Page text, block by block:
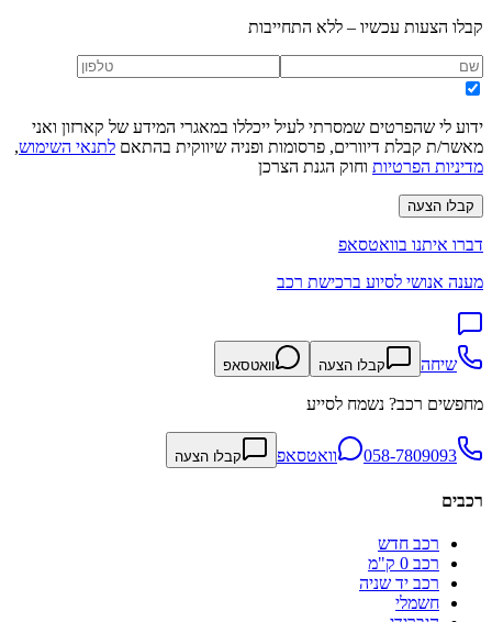
קבלו הצעות עכשיו – ללא התחייבות
ידוע לי שהפרטים שמסרתי לעיל ייכללו במאגרי המידע של קארזון ואני
מאשר/ת קבלת דיוורים, פרסומות ופניה שיווקית בהתאם לתנאי השימוש,
מדיניות הפרטיות וחוק הגנת הצרכן
קבלו הצעה
דברו איתנו בוואטסאפ
מענה אנושי לסיוע ברכישת רכב
שיחה קבלו הצעה וואטסאפ
מחפשים רכב? נשמח לסייע
058-7809093 וואטסאפ קבלו הצעה
רכבים
רכב חדש
רכב 0 ק"מ
רכב יד שניה
חשמלי